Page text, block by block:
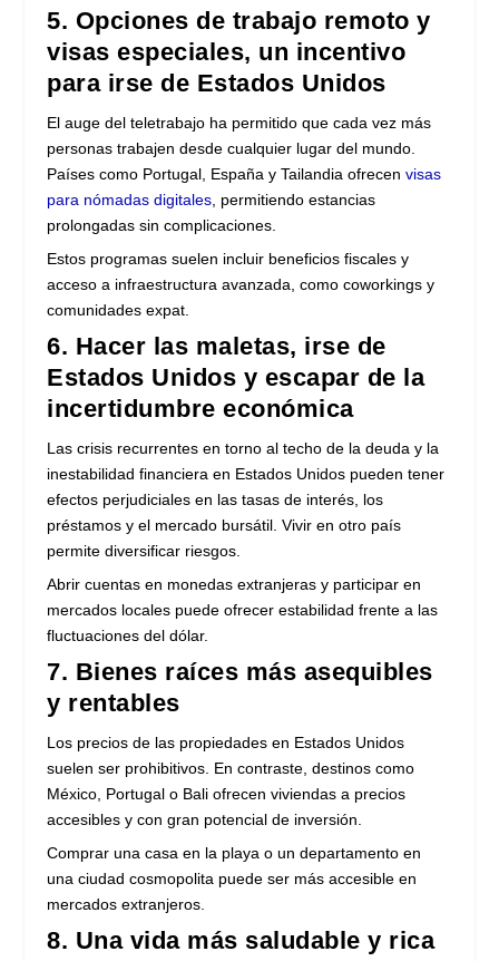
5. Opciones de trabajo remoto y
visas especiales, un incentivo
para irse de Estados Unidos
El auge del teletrabajo ha permitido que cada vez más
personas trabajen desde cualquier lugar del mundo.
Países como Portugal, España y Tailandia ofrecenvisas
para nómadas digitales , permitiendo estancias
prolongadas sin complicaciones.
Estos programas suelen incluir beneficios fiscales y
acceso a infraestructura avanzada, como coworkings y
comunidades expat.
6. Hacer las maletas, irse de
Estados Unidos y escapar de la
incertidumbre económica
Las crisis recurrentes en torno al techo de la deuda y la
inestabilidad financiera en Estados Unidos pueden tener
efectos perjudiciales en las tasas de interés, los
préstamos y el mercado bursátil. Vivir en otro país
permite diversificar riesgos.
Abrir cuentas en monedas extranjeras y participar en
mercados locales puede ofrecer estabilidad frente a las
fluctuaciones del dólar.
7. Bienes raíces más asequibles
y rentables
Los precios de las propiedades en Estados Unidos
suelen ser prohibitivos. En contraste, destinos como
México, Portugal o Bali ofrecen viviendas a precios
accesibles y con gran potencial de inversión.
Comprar una casa en la playa o un departamento en
una ciudad cosmopolita puede ser más accesible en
mercados extranjeros.
8. Una vida más saludable y rica